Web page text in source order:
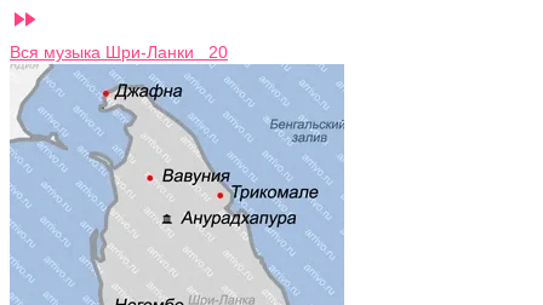

Вся музыка Шри-Ланки 20